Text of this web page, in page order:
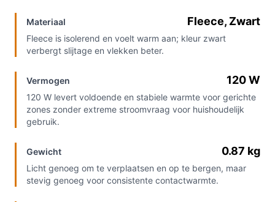
Materiaal Fleece, Zwart
Fleece is isolerend en voelt warm aan; kleur zwart
verbergt slijtage en vlekken beter.
Vermogen 120 W
120 W levert voldoende en stabiele warmte voor gerichte
zones zonder extreme stroomvraag voor huishoudelijk
gebruik.
Gewicht 0.87 kg
Licht genoeg om te verplaatsen en op te bergen, maar
stevig genoeg voor consistente contactwarmte.